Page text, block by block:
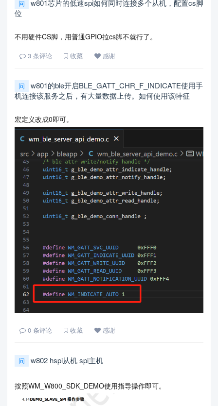
问
w801芯片的低速spi如何同时连接多个从机，配置cs脚
位
不用硬件CS脚，用普通GPIO拉cs脚不就行了。
3 条评论 收藏 感谢
问
w801的ble开启BLE_GATT_CHR_F_INDICATE使用手
机连接该服务之后，有大量数据上传。如何使用该特征
宏定义改成0即可。
0 条评论 收藏 感谢
问 w802 hspi从机 spi主机
按照WM_W800_SDK_DEMO使用指导操作即可。